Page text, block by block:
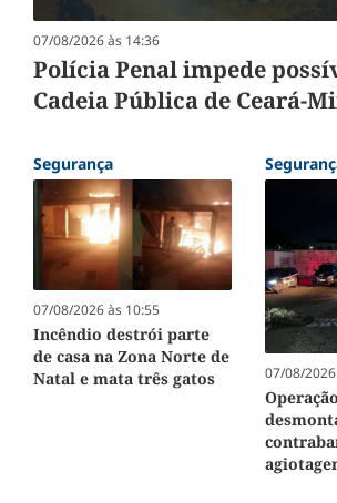
07/08/2026 às 14:36
Polícia Penal impede
Cadeia Pública de Ceará-
Segurança
07/08/2026 às 10:55
Incêndio destrói parte
de casa na Zona Norte de
Natal e mata três gatos
07/08/